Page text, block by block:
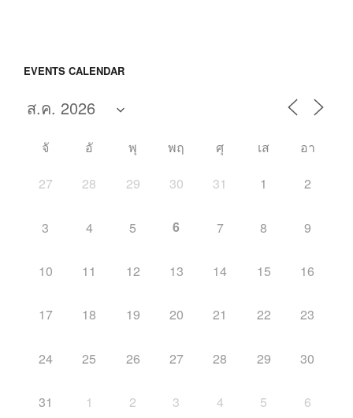
EVENTS CALENDAR
จั อั พุ พฤ ศุ เส
อา
27
28 29 30 31 1 2
3 4 5 6 7 8 9
10 11 12 13 14 15 16
17 18 19 20 21 22 23
24 25 26 27 28 29 30
31 1 2 3 4 5 6